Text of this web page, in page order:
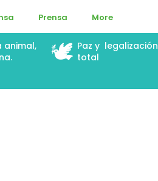
Prensa More
animal,
🕊️ Paz y legalización
total